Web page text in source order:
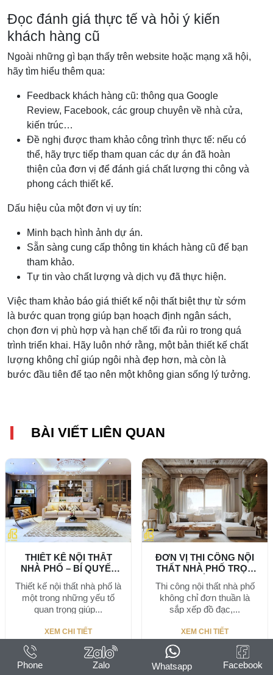
Đọc đánh giá thực tế và hỏi ý kiến
khách hàng cũ
Ngoài những gì bạn thấy trên website hoặc mạng xã hội,
hãy tìm hiểu thêm qua:
Feedback khách hàng cũ: thông qua Google
Review, Facebook, các group chuyên về nhà cửa,
kiến trúc…
Đề nghị được tham khảo công trình thực tế: nếu có
thể, hãy trực tiếp tham quan các dự án đã hoàn
thiện của đơn vị để đánh giá chất lượng thi công và
phong cách thiết kế.
Dấu hiệu của một đơn vị uy tín:
Minh bạch hình ảnh dự án.
Sẵn sàng cung cấp thông tin khách hàng cũ để bạn
tham khảo.
Tự tin vào chất lượng và dịch vụ đã thực hiện.
Việc tham khảo báo giá thiết kế nội thất biệt thự từ sớm
là bước quan trọng giúp bạn hoạch định ngân sách,
chọn đơn vị phù hợp và hạn chế tối đa rủi ro trong quá
trình triển khai. Hãy luôn nhớ rằng, một bản thiết kế chất
lượng không chỉ giúp ngôi nhà đẹp hơn, mà còn là
bước đầu tiên để tạo nên một không gian sống lý tưởng.
BÀI VIẾT LIÊN QUAN
THIẾT KẾ NỘI THẤT
NHÀ PHỐ – BÍ QUYẾT
Thiết kế nội thất nhà phố là
một trong những yếu tố
quan trọng giúp...
XEM CHI TIẾT
ĐƠN VỊ THI CÔNG NỘI
THẤT NHÀ PHỐ TRỌN
Thi công nội thất nhà phố
không chỉ đơn thuần là
sắp xếp đồ đạc,...
XEM CHI TIẾT
Phone Zalo Whatsapp Facebook